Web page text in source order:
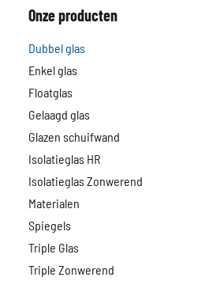
Onze producten
Dubbel glas
Enkel glas
Floatglas
Gelaagd glas
Glazen schuifwand
Isolatieglas HR
Isolatieglas Zonwerend
Materialen
Spiegels
Triple Glas
Triple Zonwerend